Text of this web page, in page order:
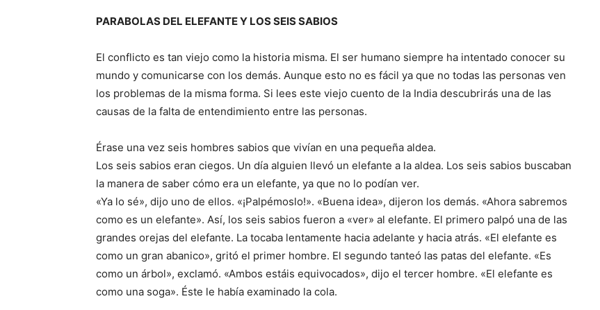
PARABOLAS DEL ELEFANTE Y LOS SEIS SABIOS
El conflicto es tan viejo como la historia misma. El ser humano siempre ha intentado conocer su
mundo y comunicarse con los demás. Aunque esto no es fácil ya que no todas las personas ven
los problemas de la misma forma. Si lees este viejo cuento de la India descubrirás una de las
causas de la falta de entendimiento entre las personas.
Érase una vez seis hombres sabios que vivían en una pequeña aldea.
Los seis sabios eran ciegos. Un día alguien llevó un elefante a la aldea. Los seis sabios buscaban
la manera de saber cómo era un elefante, ya que no lo podían ver.
«Ya lo sé», dijo uno de ellos. «¡Palpémoslo!». «Buena idea», dijeron los demás. «Ahora sabremos
como es un elefante». Así, los seis sabios fueron a «ver» al elefante. El primero palpó una de las
grandes orejas del elefante. La tocaba lentamente hacia adelante y hacia atrás. «El elefante es
como un gran abanico», gritó el primer hombre. El segundo tanteó las patas del elefante. «Es
como un árbol», exclamó. «Ambos estáis equivocados», dijo el tercer hombre. «El elefante es
como una soga». Éste le había examinado la cola.